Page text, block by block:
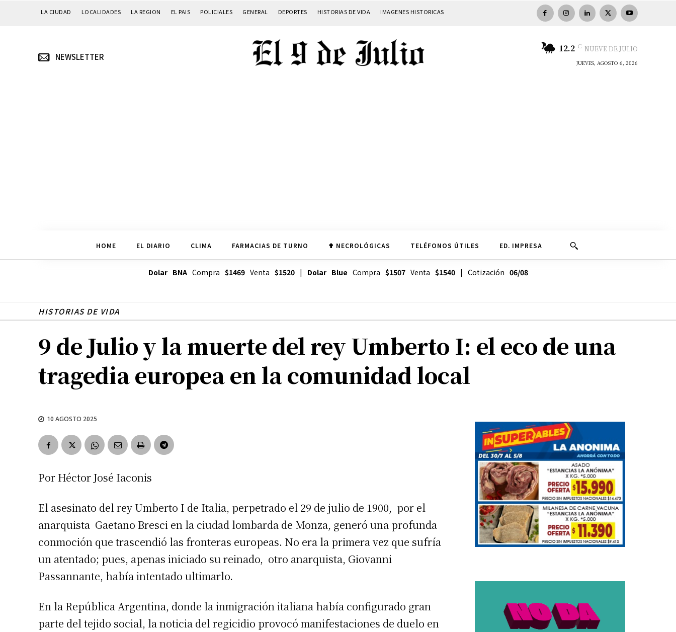
LA CIUDAD LOCALIDADES LA REGION EL PAIS POLICIALES GENERAL DEPORTES HISTORIAS DE VIDA IMAGENES HISTORICAS
NEWSLETTER
12.2 C NUEVE DE JULIO
JUEVES, AGOSTO 6, 2026
HOME EL DIARIO CLIMA FARMACIAS DE TURNO ✟ NECROLÓGICAS TELÉFONOS ÚTILES ED. IMPRESA
Dolar BNACompra $1469Venta $1520| Dolar Blue Compra $1507Venta $1540| Cotización 06/08
HISTORIAS DE VIDA
9 de Julio y la muerte del rey Umberto I: el eco de una
tragedia europea en la comunidad local
10 AGOSTO 2025
Por Héctor José Iaconis
El asesinato del rey Umberto I de Italia, perpetrado el 29 de julio de 1900, por el
anarquista Gaetano Bresci en la ciudad lombarda de Monza, generó una profunda
conmoción que trascendió las fronteras europeas. No era la primera vez que sufría
un atentado; pues, apenas iniciado su reinado, otro anarquista, Giovanni
Passannante, había intentado ultimarlo.
En la República Argentina, donde la inmigración italiana había configurado gran
parte del tejido social, la noticia del regicidio provocó manifestaciones de duelo en